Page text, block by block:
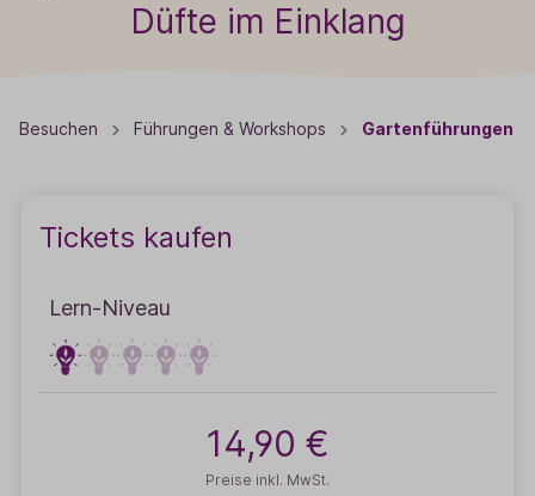
Düfte im Einklang
Besuchen Führungen & Workshops Gartenführungen
Tickets kaufen
Lern-Niveau
14,90 €
Preise inkl. MwSt.